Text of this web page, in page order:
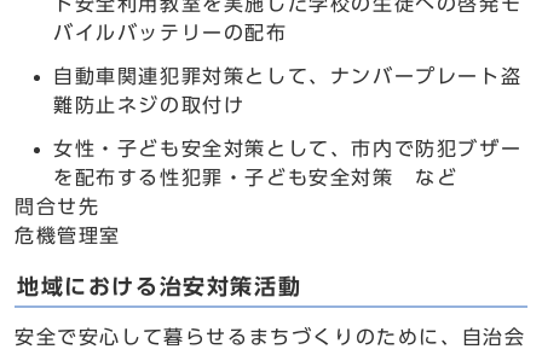
バイルバッテリーの配布
自動車関連犯罪対策として、ナンバープレート盗
難防止ネジの取付け
女性・子ども安全対策として、市内で防犯ブザー
を配布する性犯罪・子ども安全対策 など
問合せ先
危機管理室
地域における治安対策活動
安全で安心して暮らせるまちづくりのために、自治会